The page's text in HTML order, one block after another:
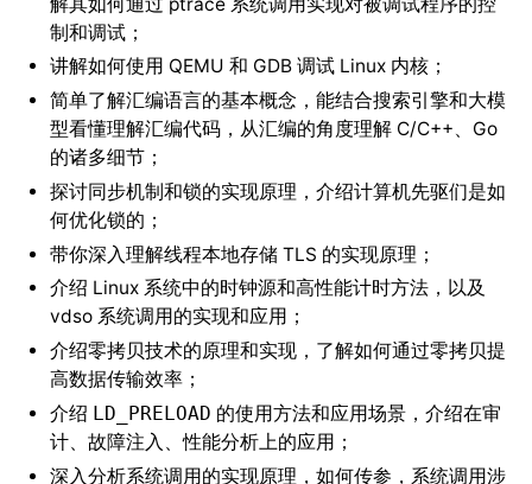
制和调试；
讲解如何使用 QEMU 和 GDB 调试 Linux 内核；
简单了解汇编语言的基本概念，能结合搜索引擎和大模
型看懂理解汇编代码，从汇编的角度理解 C/C++、Go
的诸多细节；
探讨同步机制和锁的实现原理，介绍计算机先驱们是如
何优化锁的；
带你深入理解线程本地存储 TLS 的实现原理；
介绍 Linux 系统中的时钟源和高性能计时方法，以及
vdso 系统调用的实现和应用；
介绍零拷贝技术的原理和实现，了解如何通过零拷贝提
高数据传输效率；
介绍 LD_PRELOAD 的使用方法和应用场景，介绍在审
计、故障注入、性能分析上的应用；
深入分析系统调用的实现原理，如何传参，系统调用涉